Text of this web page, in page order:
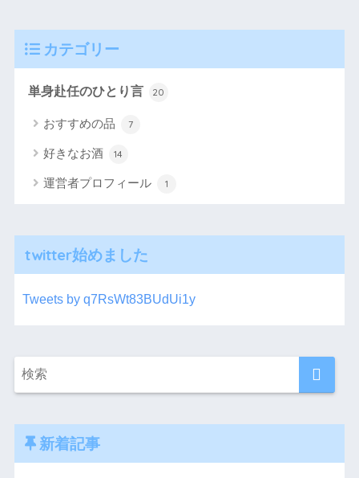
カテゴリー
単身赴任のひとり言 20
おすすめの品 7
好きなお酒 14
運営者プロフィール 1
twitter始めました
Tweets by q7RsWt83BUdUi1y
新着記事